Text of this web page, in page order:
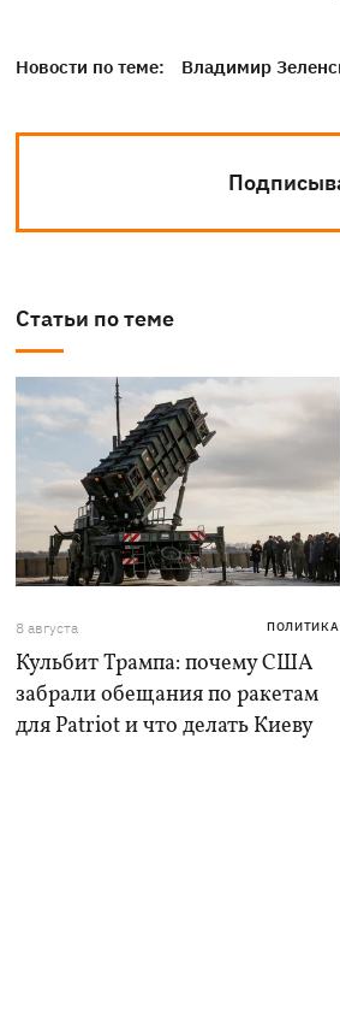
Новости по теме: Владимир
Статьи по теме
8 августа ПОЛИТИКА
Кульбит Трампа: почему США
забрали обещания по ракетам
для Patriot и что делать Киеву